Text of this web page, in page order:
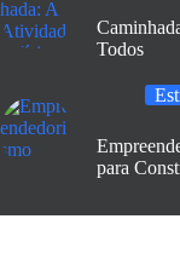
Todos
para